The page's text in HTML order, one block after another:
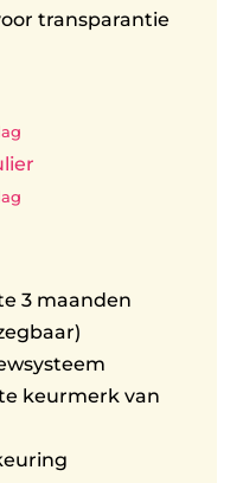
transparantie
3 maanden
keurmerk van